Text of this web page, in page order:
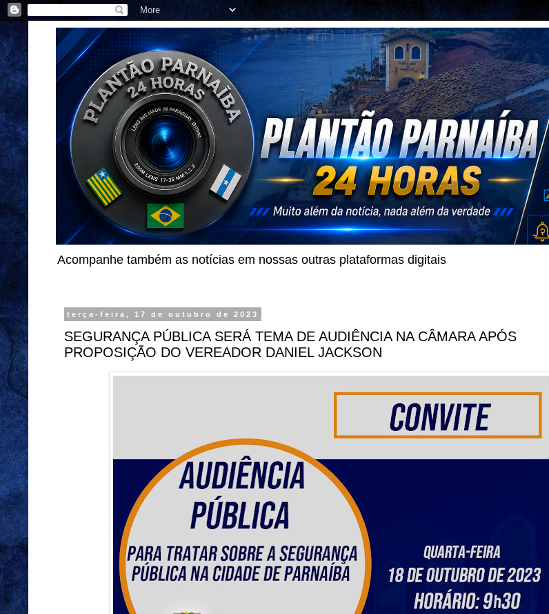
Acompanhe também as notícias em nossas outras plataformas digitais
terça-feira, 17 de outubro de 2023
SEGURANÇA PÚBLICA SERÁ TEMA DE AUDIÊNCIA NA CÂMARA APÓS
PROPOSIÇÃO DO VEREADOR DANIEL JACKSON